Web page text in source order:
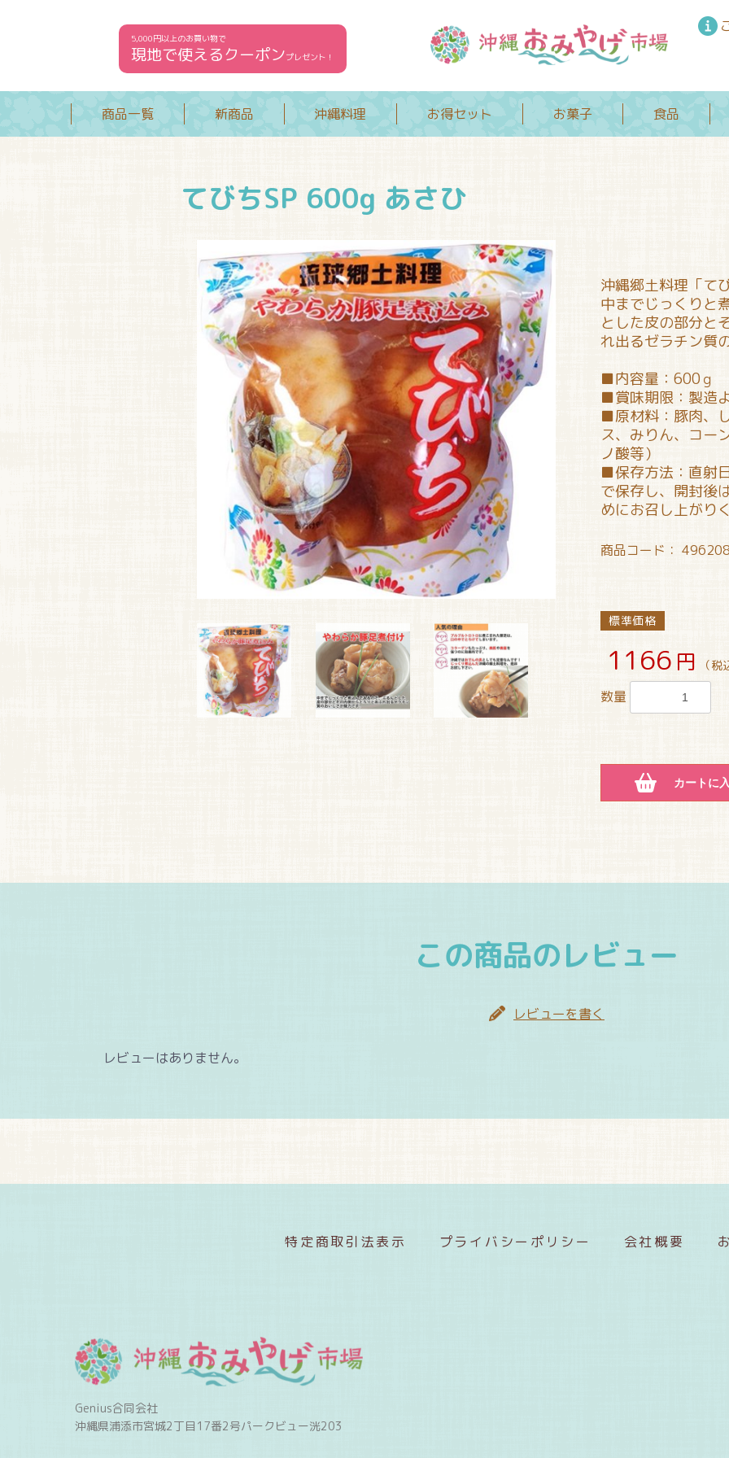
5,000円以上のお買い物で
現地で使えるクーポンプレゼント！
商品一覧 新商品 沖縄料理 お得セット お菓子 食品
てびちSP 600g あさひ
沖縄郷土料理「て
中までじっくりと
とした皮の部分と
れ出るゼラチン質
■内容量：600ｇ
■賞味期限：製造
■原材料：豚肉、
ス、みりん、コー
ノ酸等）
■保存方法：直射
で保存し、開封後
めにお召し上がり
商品コード：
標準価格
1166 円 （税
数量
カートに
この商品のレビュー
レビューを書く
レビューはありません。
特定商取引法表示 プライバシーポリシー 会社概要
Genius合同会社
沖縄県浦添市宮城2丁目17番2号パークビュー洸203